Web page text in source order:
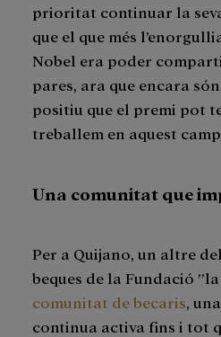
prioritat continuar la
que el que més
Nobel era poder
pares, ara que encara
positiu que el premi pot
treballem en aquest
Una comunitat que
Per a Quijano, un altre
beques de la Fundació
comunitat de becaris ,
continua activa fins i tot